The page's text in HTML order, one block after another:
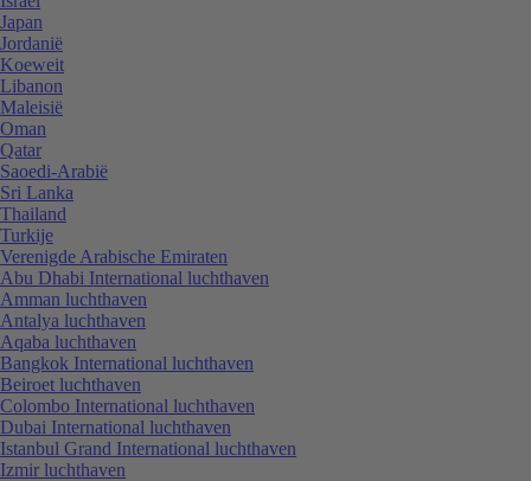
Japan
Jordanië
Koeweit
Libanon
Maleisië
Oman
Qatar
Saoedi-Arabië
Sri Lanka
Thailand
Turkije
Verenigde Arabische Emiraten
Abu Dhabi International luchthaven
Amman luchthaven
Antalya luchthaven
Aqaba luchthaven
Bangkok International luchthaven
Beiroet luchthaven
Colombo International luchthaven
Dubai International luchthaven
Istanbul Grand International luchthaven
Izmir luchthaven